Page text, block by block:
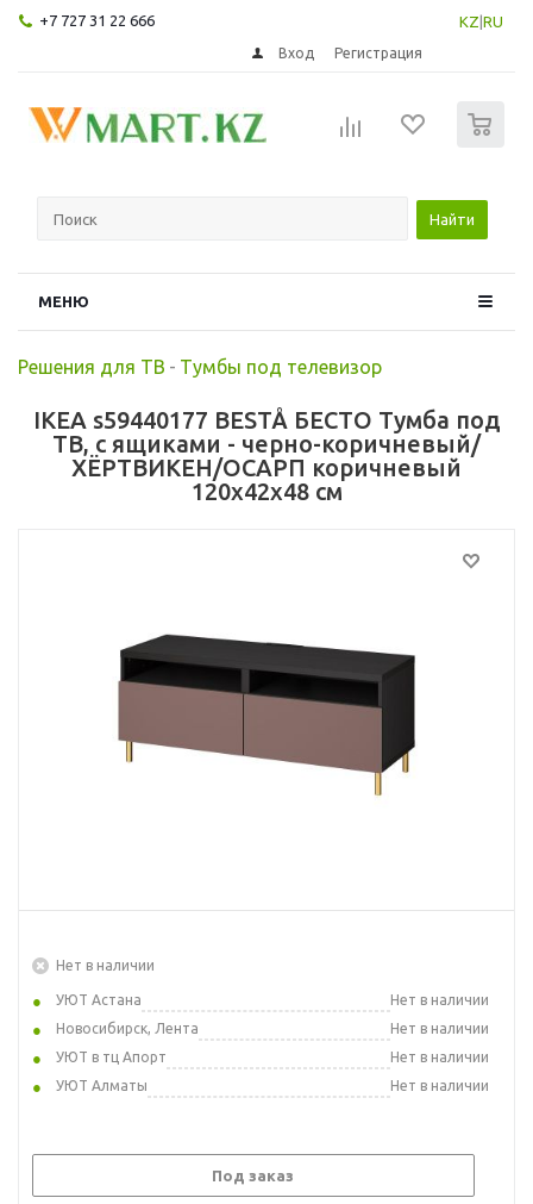
+7 727 31 22 666 KZ RU
Вход Регистрация
Найти
МЕНЮ
Решения для ТВ - Тумбы под телевизор
IKEA s59440177 BESTÅ БЕСТО Тумба под
ТВ, с ящиками - черно-коричневый/
ХЁРТВИКЕН/ОСАРП коричневый
120x42x48 см
Нет в наличии
УЮТ Астана
Нет в наличии
Новосибирск, Лента
Нет в наличии
УЮТ в тц Апорт
Нет в наличии
УЮТ Алматы
Нет в наличии
Под заказ